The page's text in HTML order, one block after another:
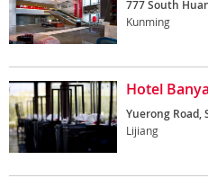
777 South
Kunming
Hotel
Yuerong Road,
Lijiang